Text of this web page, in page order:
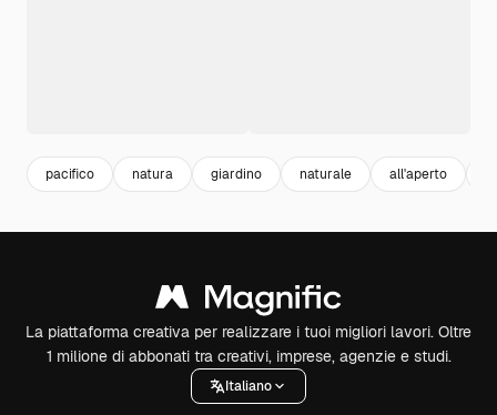
pacifico natura giardino naturale all'aperto
La piattaforma creativa per realizzare i tuoi migliori lavori. Oltre
1 milione di abbonati tra creativi, imprese, agenzie e studi.
Italiano